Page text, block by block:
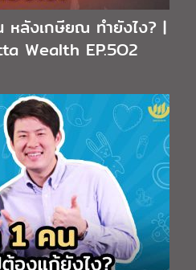
หลังเกษียณ ทำยังไง? |
Wealth EP.5O2